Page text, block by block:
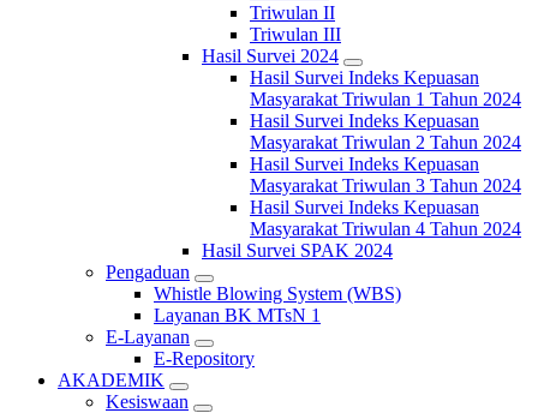
Triwulan II
Triwulan III
Hasil Survei 2024
Hasil Survei Indeks Kepuasan
Masyarakat Triwulan 1 Tahun 2024
Hasil Survei Indeks Kepuasan
Masyarakat Triwulan 2 Tahun 2024
Hasil Survei Indeks Kepuasan
Masyarakat Triwulan 3 Tahun 2024
Hasil Survei Indeks Kepuasan
Masyarakat Triwulan 4 Tahun 2024
Hasil Survei SPAK 2024
Pengaduan
Whistle Blowing System (WBS)
Layanan BK MTsN 1
E-Layanan
E-Repository
AKADEMIK
Kesiswaan